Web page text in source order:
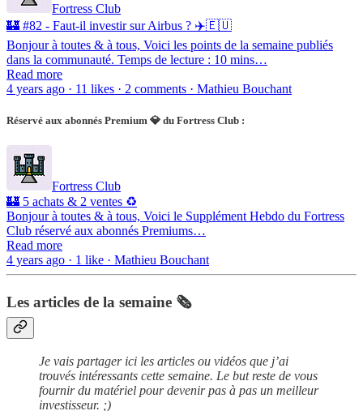
Fortress Club
🏰 #82 - Faut-il investir sur Airbus ? ✈️🇪🇺
Bonjour à toutes & à tous, Voici les points de la semaine publiés
dans la communauté. Temps de lecture : 10 mins…
Read more
4 years ago · 11 likes · 2 comments · Mathieu Bouchant
Réservé aux abonnés Premium 💎 du Fortress Club :
Fortress Club
🏰 5 achats & 2 ventes ♻️
Bonjour à toutes & à tous, Voici le Supplément Hebdo du Fortress
Club réservé aux abonnés Premiums…
Read more
4 years ago · 1 like · Mathieu Bouchant
Les articles de la semaine 🗞
Je vais partager ici les articles ou vidéos que j’ai
trouvés intéressants cette semaine. Le but reste de vous
fournir du matériel pour devenir pas à pas un meilleur
investisseur. ;)